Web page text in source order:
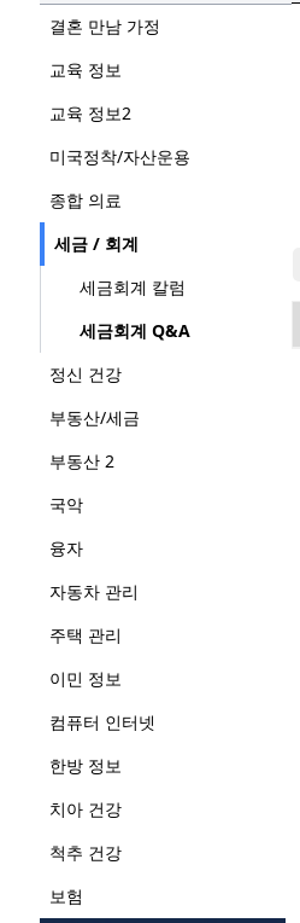
결혼 만남 가정
교육 정보
교육 정보2
미국정착/자산운용
종합 의료
세금 / 회계
세금회계 칼럼
세금회계 Q&A
정신 건강
부동산/세금
부동산 2
국악
융자
자동차 관리
주택 관리
이민 정보
컴퓨터 인터넷
한방 정보
치아 건강
척추 건강
보험